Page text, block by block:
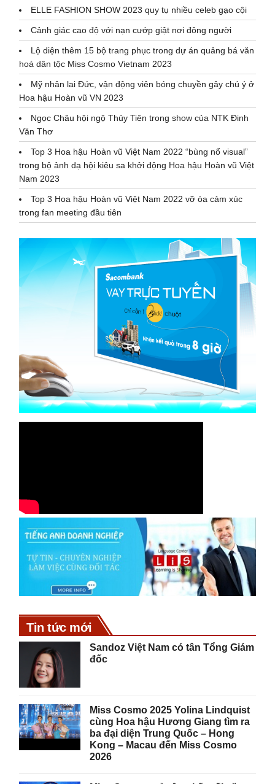
ELLE FASHION SHOW 2023 quy tụ nhiều celeb gạo cội
Cảnh giác cao độ với nạn cướp giật nơi đông người
Lộ diện thêm 15 bộ trang phục trong dự án quảng bá văn
hoá dân tộc Miss Cosmo Vietnam 2023
Mỹ nhân lai Đức, vận động viên bóng chuyền gây chú ý ở
Hoa hậu Hoàn vũ VN 2023
Ngọc Châu hội ngộ Thủy Tiên trong show của NTK Đinh
Văn Thơ
Top 3 Hoa hậu Hoàn vũ Việt Nam 2022 “bùng nổ visual”
trong bộ ảnh dạ hội kiêu sa khởi động Hoa hậu Hoàn vũ Việt
Nam 2023
Top 3 Hoa hậu Hoàn vũ Việt Nam 2022 vỡ òa cảm xúc
trong fan meeting đầu tiên
Tin tức mới
Sandoz Việt Nam có tân Tổng Giám
đốc
Miss Cosmo 2025 Yolina Lindquist
cùng Hoa hậu Hương Giang tìm ra
ba đại diện Trung Quốc – Hong
Kong – Macau đến Miss Cosmo
2026